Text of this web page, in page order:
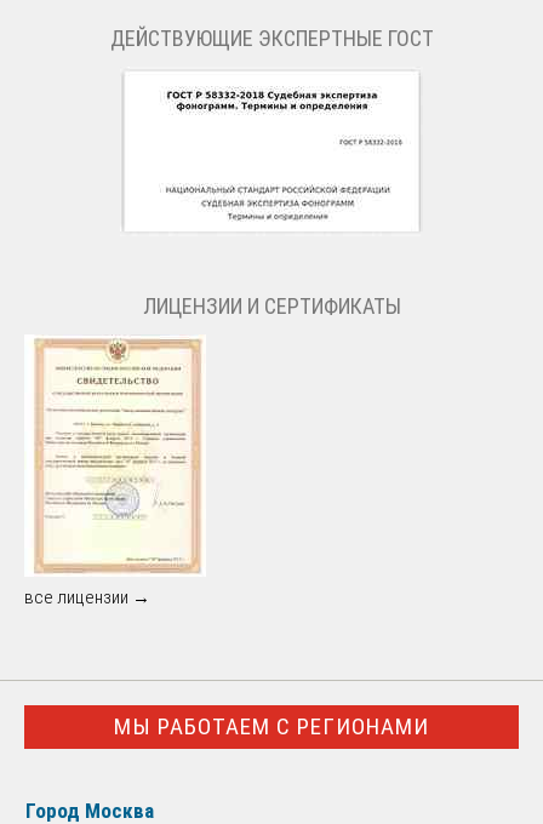
ДЕЙСТВУЮЩИЕ ЭКСПЕРТНЫЕ ГОСТ
ЛИЦЕНЗИИ И СЕРТИФИКАТЫ
все лицензии →
МЫ РАБОТАЕМ С РЕГИОНАМИ
Город Москва